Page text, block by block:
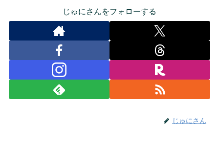
じゅにさんをフォローする
じゅにさん